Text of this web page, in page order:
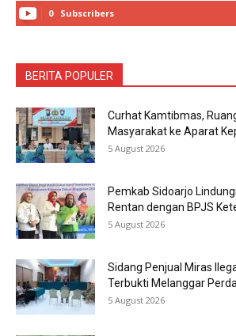
0 Subscribers
BERITA POPULER
Curhat Kamtibmas,
Masyarakat ke Aparat
5 August 2026
Pemkab Sidoarjo
Rentan dengan BPJS
5 August 2026
Sidang Penjual Miras
Terbukti Melanggar Perda
5 August 2026